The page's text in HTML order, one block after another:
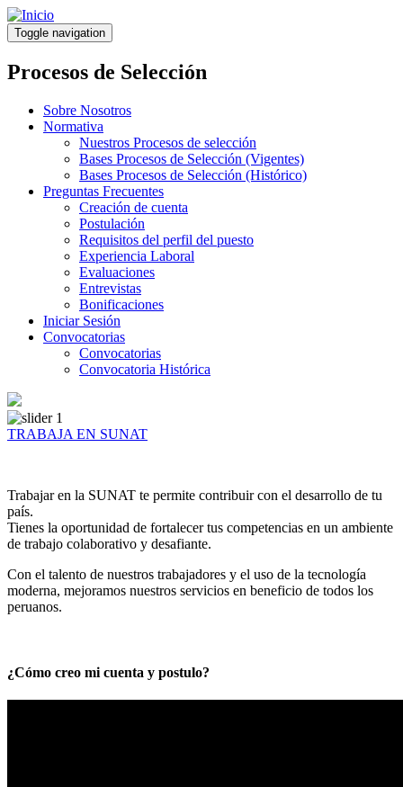
Pasar
al
contenido
principal
Toggle navigation
Procesos de Selección
Sobre Nosotros
Normativa
Nuestros Procesos de selección
Bases Procesos de Selección (Vigentes)
Bases Procesos de Selección (Histórico)
Preguntas Frecuentes
Creación de cuenta
Postulación
Requisitos del perfil del puesto
Experiencia Laboral
Evaluaciones
Entrevistas
Bonificaciones
Iniciar Sesión
Convocatorias
Convocatorias
Convocatoria Histórica
TRABAJA EN SUNAT
Trabajar en la SUNAT te permite contribuir con el desarrollo de tu
país.
Tienes la oportunidad de fortalecer tus competencias en un ambiente
de trabajo colaborativo y desafiante.
Con el talento de nuestros trabajadores y el uso de la tecnología
moderna, mejoramos nuestros servicios en beneficio de todos los
peruanos.
¿Cómo creo mi cuenta y postulo?